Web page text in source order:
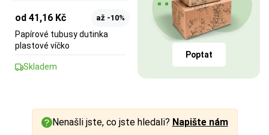
od 41,16 Kč až -10%
Papírové tubusy dutinka
plastové víčko
Skladem
Poptat
Nenašli jste, co jste hledali? Napište nám